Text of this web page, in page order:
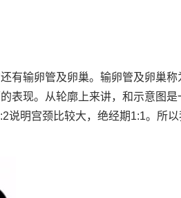
有输卵管及卵巢。输卵管及卵巢称
表现。从轮廓上来讲，和示意图是
说明宫颈比较大，绝经期1:1。所